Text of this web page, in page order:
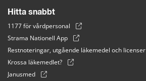
Hitta snabbt
1177 för vårdpersonal
Strama Nationell App
Restnoteringar, utgående läkemedel och licenser
Krossa läkemedlet?
Janusmed